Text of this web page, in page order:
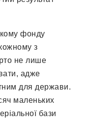
фонду
з
не лише
адже
для держави.
маленьких
бази